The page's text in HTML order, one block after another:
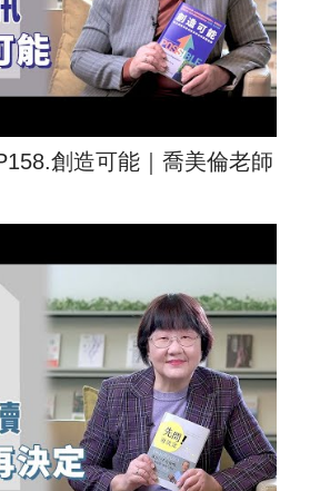
創造可能｜喬美倫老師